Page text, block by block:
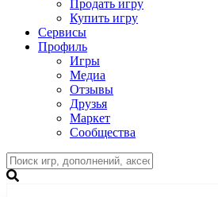
Продать игру
Купить игру
Сервисы
Профиль
Игры
Медиа
Отзывы
Друзья
Маркет
Сообщества